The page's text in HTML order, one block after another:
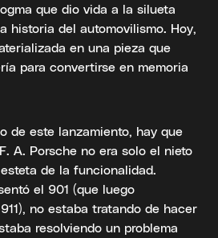
que dio vida a la silueta
historia del automovilismo. Hoy,
en una pieza que
para convertirse en memoria
de este lanzamiento, hay que
A. Porsche no era solo el nieto
de la funcionalidad.
el 901 (que luego
no estaba tratando de hacer
resolviendo un problema